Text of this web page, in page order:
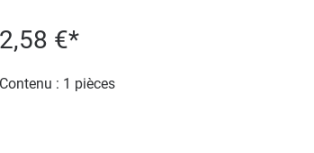
2,58 €*
Contenu : 1 pièces